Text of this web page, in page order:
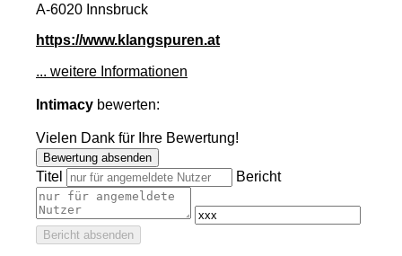
A-6020 Innsbruck
https://www.klangspuren.at
... weitere Informationen
Intimacy bewerten:
Vielen Dank für Ihre Bewertung!
Bewertung absenden
Titel Bericht
Bericht absenden